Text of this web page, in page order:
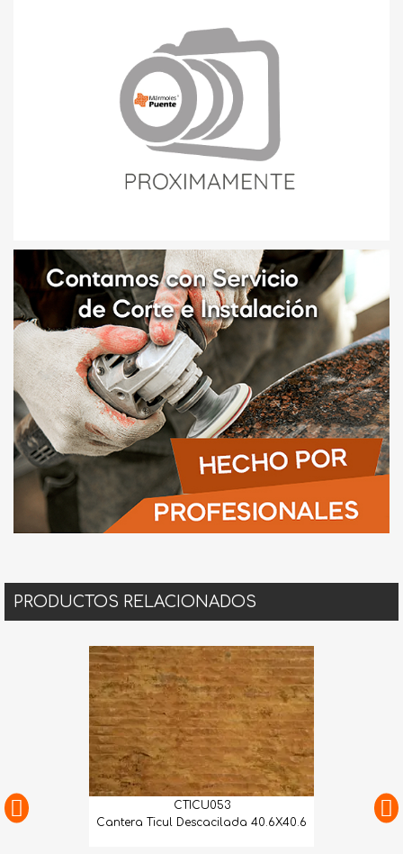
PRODUCTOS RELACIONADOS
CTICU053
Cantera Ticul Descacilada 40.6X40.6